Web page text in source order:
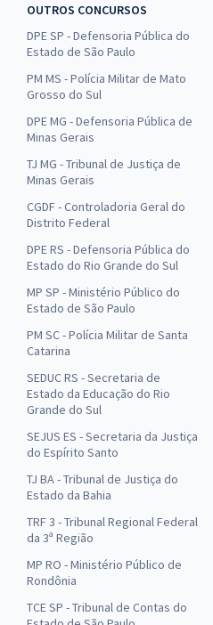
OUTROS CONCURSOS
DPE SP - Defensoria Pública do
Estado de São Paulo
PM MS - Polícia Militar de Mato
Grosso do Sul
DPE MG - Defensoria Pública de
Minas Gerais
TJ MG - Tribunal de Justiça de
Minas Gerais
CGDF - Controladoria Geral do
Distrito Federal
DPE RS - Defensoria Pública do
Estado do Rio Grande do Sul
MP SP - Ministério Público do
Estado de São Paulo
PM SC - Polícia Militar de Santa
Catarina
SEDUC RS - Secretaria de
Estado da Educação do Rio
Grande do Sul
SEJUS ES - Secretaria da Justiça
do Espírito Santo
TJ BA - Tribunal de Justiça do
Estado da Bahia
TRF 3 - Tribunal Regional Federal
da 3ª Região
MP RO - Ministério Público de
Rondônia
TCE SP - Tribunal de Contas do